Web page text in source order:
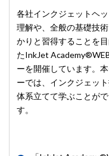
各社インクジェットヘ
理解や、全般の基礎技
かりと習得することを
たInkJet
ーを開催しています。
ーでは、インクジェッ
体系立てて学ぶことがで
す。